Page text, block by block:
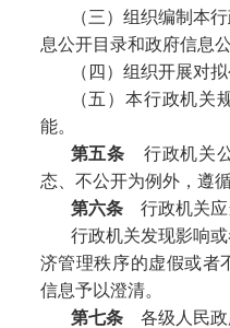
（三）组织编制本
息公开目录和政府信息
（四）组织开展对
（五）本行政机关
能。
第五条 行政机关
态、不公开为例外，遵
第六条行政机关应
行政机关发现影响
济管理秩序的虚假或者
信息予以澄清。
第七条各级人民政